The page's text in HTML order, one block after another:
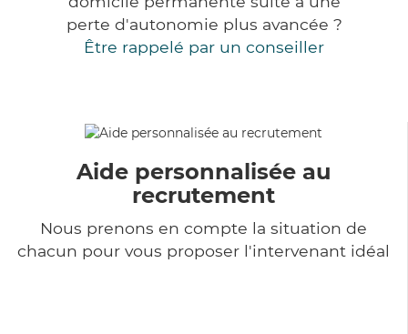
perte d'autonomie plus avancée ?
Être rappelé par un conseiller
Aide personnalisée au
recrutement
Nous prenons en compte la situation de
chacun pour vous proposer l'intervenant idéal